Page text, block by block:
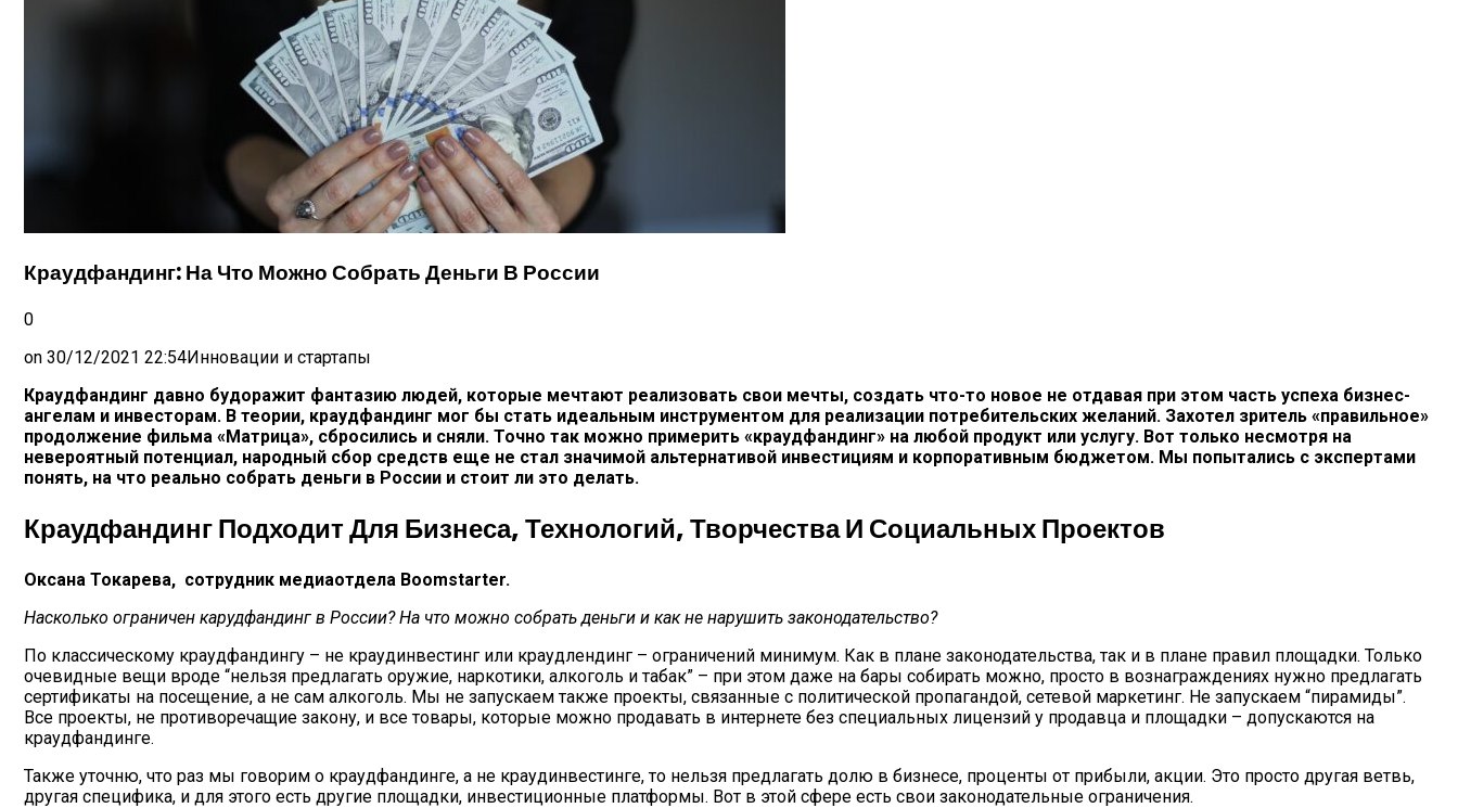
Краудфандинг: На Что Можно Собрать Деньги В России
0
on 30/12/2021 22:54Инновации и стартапы
Краудфандинг давно будоражит фантазию людей, которые мечтают реализовать свои мечты, создать что-то новое не отдавая при этом часть успеха бизнес-
ангелам и инвесторам. В теории, краудфандинг мог бы стать идеальным инструментом для реализации потребительских желаний. Захотел зритель «правильное»
продолжение фильма «Матрица», сбросились и сняли. Точно так можно примерить «краудфандинг» на любой продукт или услугу. Вот только несмотря на
невероятный потенциал, народный сбор средств еще не стал значимой альтернативой инвестициям и корпоративным бюджетом. Мы попытались с экспертами
понять, на что реально собрать деньги в России и стоит ли это делать.
Краудфандинг Подходит Для Бизнеса, Технологий, Творчества И Социальных Проектов
Оксана Токарева, сотрудник медиаотдела Boomstarter.
Насколько ограничен карудфандинг в России? На что можно собрать деньги и как не нарушить законодательство?
По классическому краудфандингу – не краудинвестинг или краудлендинг – ограничений минимум. Как в плане законодательства, так и в плане правил площадки. Только
очевидные вещи вроде “нельзя предлагать оружие, наркотики, алкоголь и табак” – при этом даже на бары собирать можно, просто в вознаграждениях нужно предлагать
сертификаты на посещение, а не сам алкоголь. Мы не запускаем также проекты, связанные с политической пропагандой, сетевой маркетинг. Не запускаем “пирамиды”.
Все проекты, не противоречащие закону, и все товары, которые можно продавать в интернете без специальных лицензий у продавца и площадки – допускаются на
краудфандинге.
Также уточню, что раз мы говорим о краудфандинге, а не краудинвестинге, то нельзя предлагать долю в бизнесе, проценты от прибыли, акции. Это просто другая ветвь,
другая специфика, и для этого есть другие площадки, инвестиционные платформы. Вот в этой сфере есть свои законодательные ограничения.